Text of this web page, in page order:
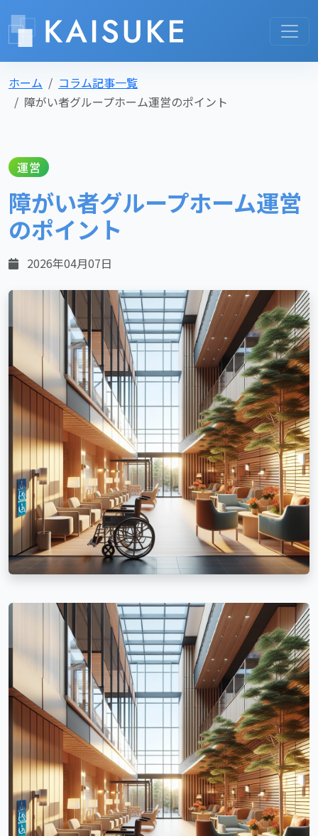
ホーム
コラム記事一覧
障がい者グループホーム運営のポイント
運営
障がい者グループホーム運営
のポイント
2026年04月07日